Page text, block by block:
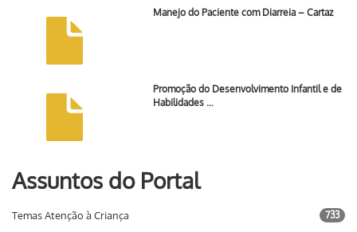
Manejo do Paciente com Diarreia – Cartaz
Promoção do Desenvolvimento Infantil e de
Habilidades …
Assuntos do Portal
Temas Atenção à Criança 733